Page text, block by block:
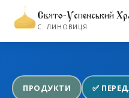
Свято-Успенський
С. ЛИНОВИЦЯ
←Повернутися до розділу
ПРОДУКТИ ✅